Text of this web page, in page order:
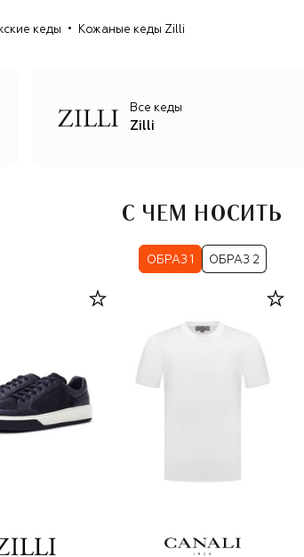
кеды Кожаные кеды Zilli
Все кеды
Zilli
С ЧЕМ НОСИТЬ
ОБРАЗ 1 ОБРАЗ 2